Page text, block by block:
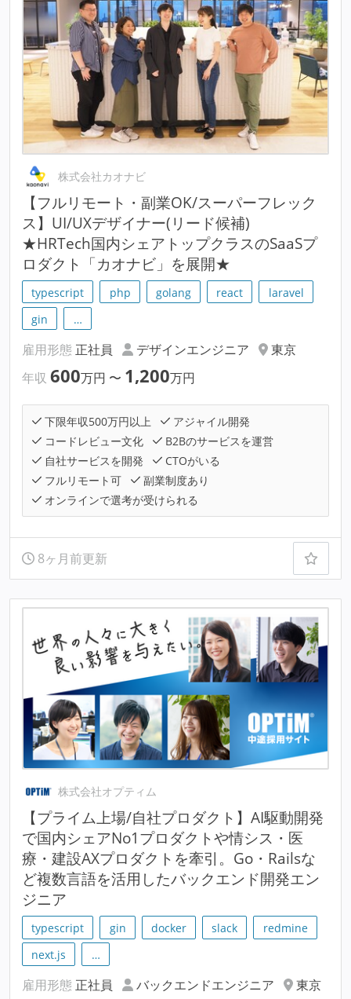
株式会社カオナビ
【フルリモート・副業OK/スーパーフレック
ス】UI/UXデザイナー(リード候補)
★HRTech国内シェアトップクラスのSaaSプ
ロダクト「カオナビ」を展開★
typescript php golang react
laravel
gin
…
雇用形態 正社員 デザインエンジニア
東京
年収 600万円 〜 1,200万円
下限年収500万円以上
アジャイル開発
コードレビュー文化
B2Bのサービスを運営
自社サービスを開発
CTOがいる
フルリモート可
副業制度あり
オンラインで選考が受けられる
8ヶ月前更新
株式会社オプティム
【プライム上場/自社プロダクト】AI駆動開発
で国内シェアNo1プロダクトや情シス・医
療・建設AXプロダクトを牽引。Go・Railsな
ど複数言語を活用したバックエンド開発エン
ジニア
typescript gin docker slack
redmine
next.js
…
雇用形態 正社員 バックエンドエンジニア 東京